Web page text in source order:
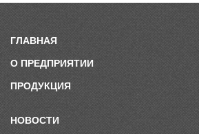
ГЛАВНАЯ
О ПРЕДПРИЯТИИ
ПРОДУКЦИЯ
НОВОСТИ